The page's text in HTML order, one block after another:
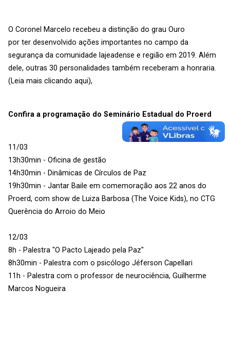
O Coronel Marcelo recebeu a distinção do grau Ouro
por ter desenvolvido ações importantes no campo da
segurança da comunidade lajeadense e região em 2019. Além
dele, outras 30 personalidades também receberam a honraria.
(Leia mais clicando aqui),
Confira a programação do Seminário Estadual do Proerd
11/03
13h30min - Oficina de gestão
14h30min - Dinâmicas de Círculos de Paz
19h30min - Jantar Baile em comemoração aos 22 anos do
Proerd, com show de Luiza Barbosa (The Voice Kids), no CTG
Querência do Arroio do Meio
12/03
8h - Palestra "O Pacto Lajeado pela Paz"
8h30min - Palestra com o psicólogo Jéferson Capellari
11h - Palestra com o professor de neurociência, Guilherme
Marcos Nogueira